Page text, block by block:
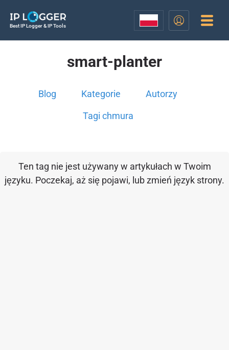
Best IP Logger & IP Tools
smart-planter
Blog Kategorie Autorzy
Tagi chmura